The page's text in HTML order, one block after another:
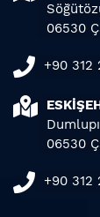
06530
+90 312
06530
+90 312